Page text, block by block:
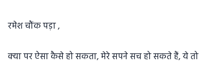
रमेश चौंक पड़ा ,
क्या पर ऐसा कैसे हो सकता, मेरे सपने सच हो सकते हैं, ये तो